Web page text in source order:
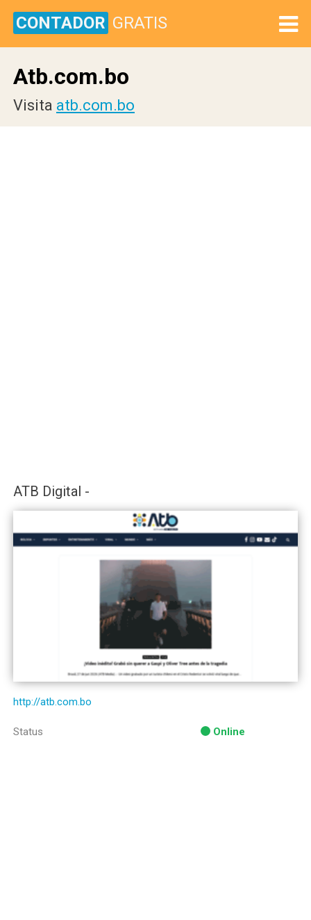
CONTADOR GRATIS
Atb.com.bo
Visita atb.com.bo
ATB Digital -
http://atb.com.bo
Status Online